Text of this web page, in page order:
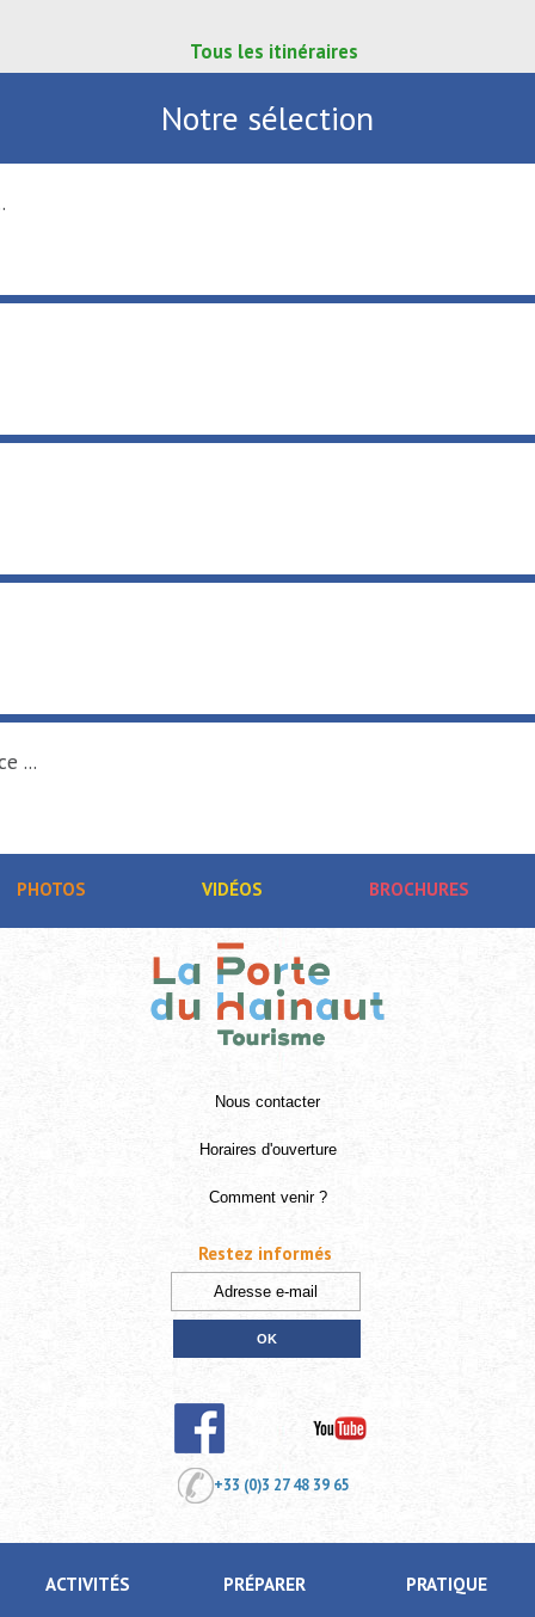
Tous les itinéraires
Notre sélection
...
PHOTOS VIDÉOS BROCHURES
Nous contacter
Horaires d'ouverture
Comment venir ?
+33 (0)3 27 48 39 65
ACTIVITÉS PRÉPARER PRATIQUE
Restez informés